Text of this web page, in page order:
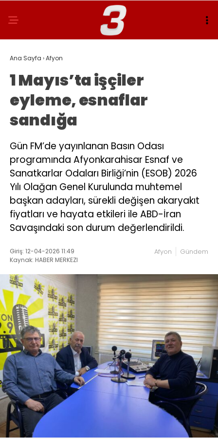
Ana Sayfa ›Afyon
1 Mayıs’ta işçiler
eyleme, esnaflar
sandığa
Gün FM’de yayınlanan Basın Odası
programında Afyonkarahisar Esnaf ve
Sanatkarlar Odaları Birliği’nin (ESOB) 2026
Yılı Olağan Genel Kurulunda muhtemel
başkan adayları, sürekli değişen akaryakıt
fiyatları ve hayata etkileri ile ABD-İran
Savaşındaki son durum değerlendirildi.
Giriş: 12-04-2026 11:49
Kaynak: HABER MERKEZI
Afyon Gündem